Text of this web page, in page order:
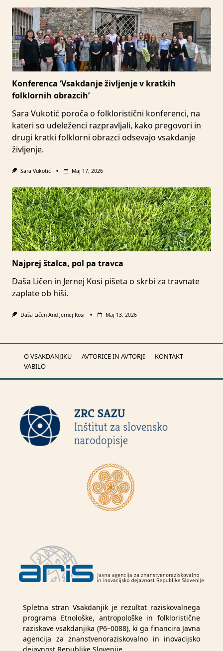
Konferenca ‘Vsakdanje življenje v kratkih
folklornih obrazcih’
Sara Vukotić poroča o folkloristični konferenci, na
kateri so udeleženci razpravljali, kako pregovori in
drugi kratki folklorni obrazci odsevajo vsakdanje
življenje.
Sara Vukotić Maj 17, 2026
Najprej štalca, pol pa travca
Daša Ličen in Jernej Kosi pišeta o skrbi za travnate
zaplate ob hiši.
Daša LičenAnd Jernej Kosi Maj 13, 2026
O VSAKDANJIKU AVTORICE IN AVTORJI
KONTAKT
VABILO
Spletna stran Vsakdanjik je rezultat raziskovalnega
programa Etnološke, antropološke in folkloristične
raziskave vsakdanjika (P6–0088), ki ga financira Javna
agencija za znanstvenoraziskovalno in inovacijsko